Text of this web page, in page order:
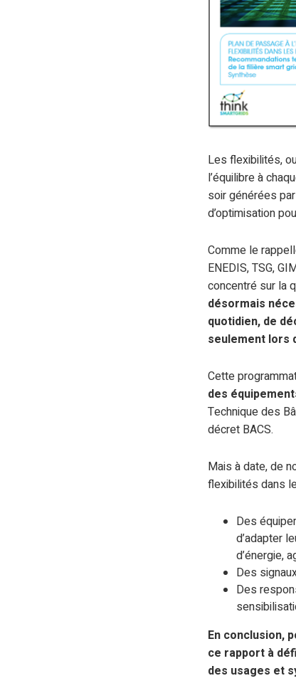
Les flexibilités,
l’équilibre à
soir générées
d’optimisation
Comme le
ENEDIS, TSG,
concentré sur la
désormais
quotidien, de
seulement lors
Cette
des
Technique des
décret BACS.
Mais à date, de
flexibilités dans
Des
d’adapter
d’énergie,
Des
Des
En conclusion,
ce rapport à
des usages et